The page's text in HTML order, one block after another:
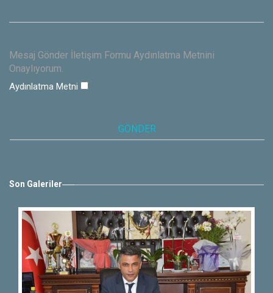
Mesaj Gönder İletişim Formu Aydınlatma Metnini
Onaylıyorum.
Aydınlatma Metni
Son Galeriler